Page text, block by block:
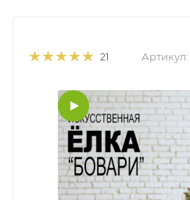
21 Артикул: